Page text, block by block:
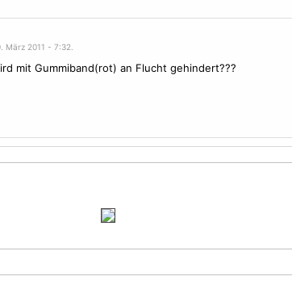
März 2011 - 7:32.
mit Gummiband(rot) an Flucht gehindert???